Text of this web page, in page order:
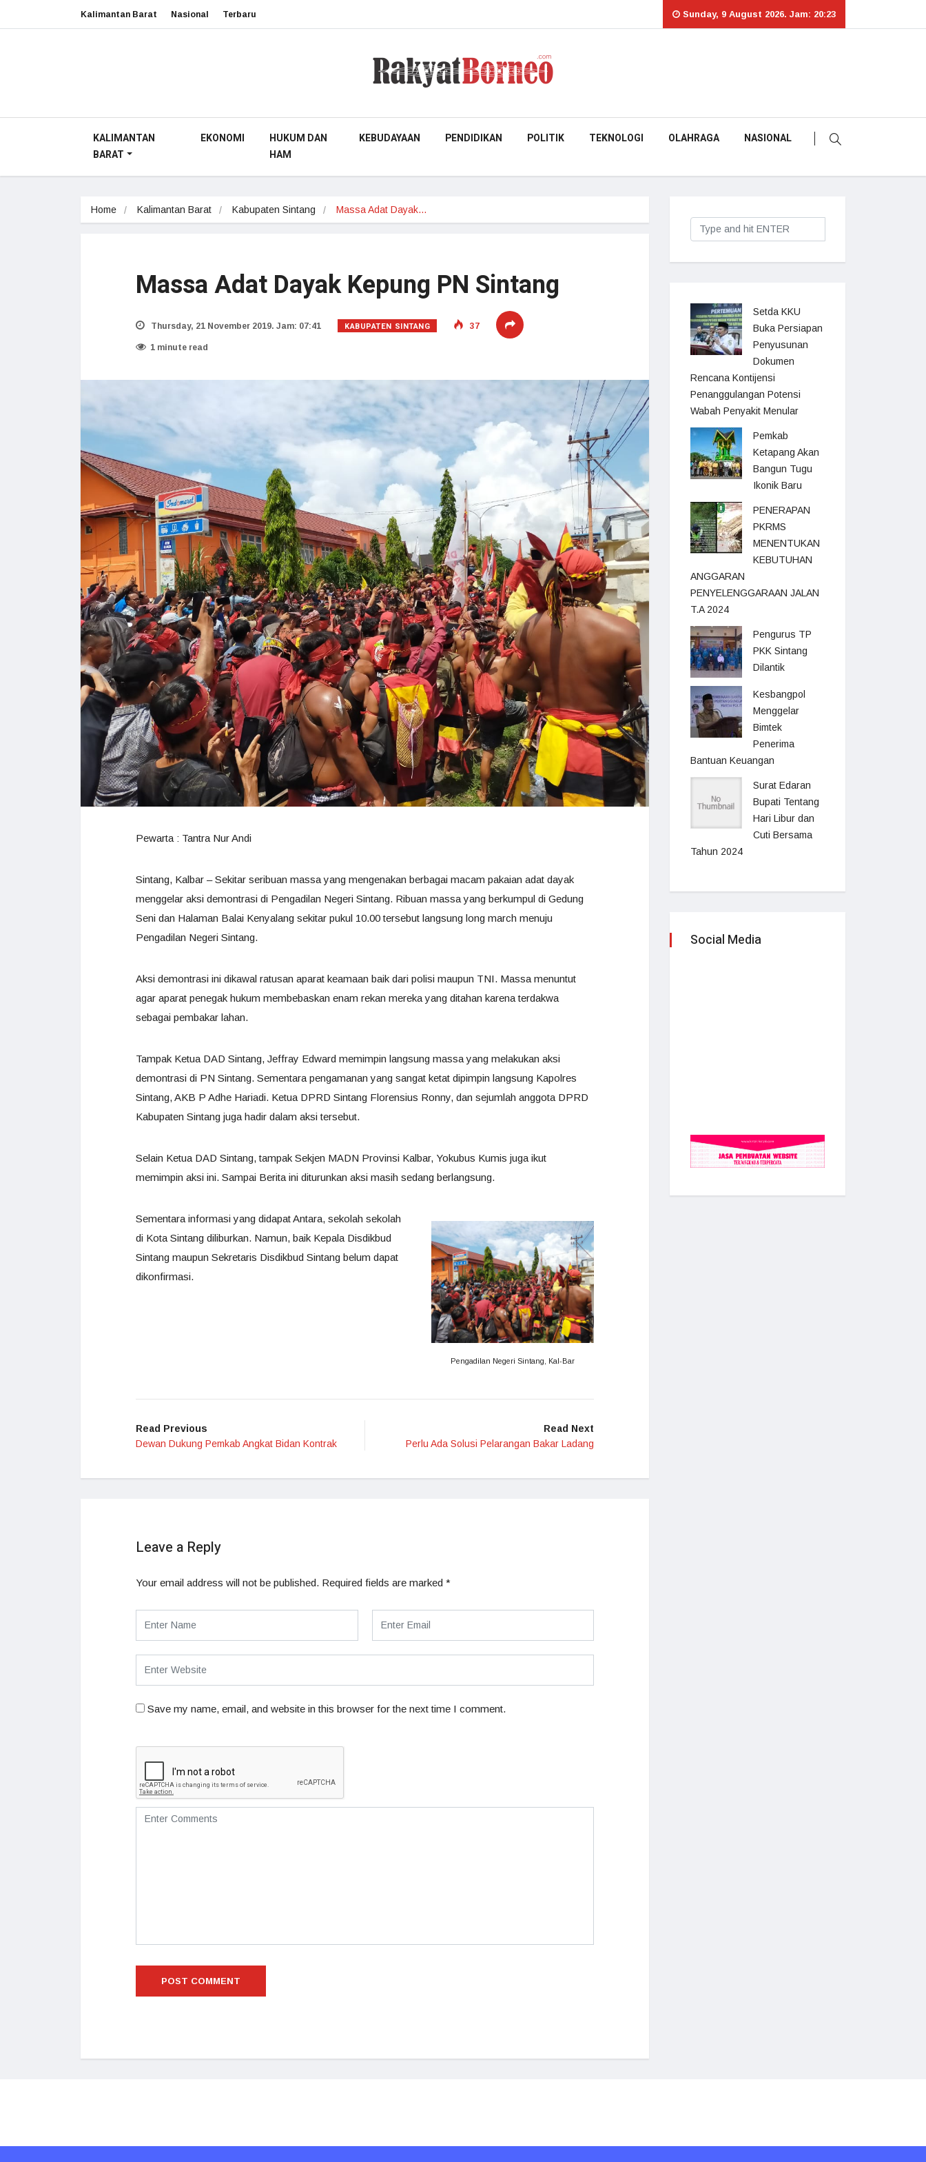
Kalimantan Barat Nasional Terbaru Sunday, 9 August 2026. Jam: 20:23
KALIMANTAN
BARAT
EKONOMI
HUKUM DAN
HAM
KEBUDAYAAN PENDIDIKAN POLITIK TEKNOLOGI OLAHRAGA NASIONAL
Home Kalimantan Barat Kabupaten Sintang Massa Adat Dayak…
Massa Adat Dayak Kepung PN Sintang
Thursday, 21 November 2019. Jam: 07:41 KABUPATEN SINTANG 37
1 minute read
Pewarta : Tantra Nur Andi
Sintang, Kalbar – Sekitar seribuan massa yang mengenakan berbagai macam pakaian adat dayak
menggelar aksi demontrasi di Pengadilan Negeri Sintang. Ribuan massa yang berkumpul di Gedung
Seni dan Halaman Balai Kenyalang sekitar pukul 10.00 tersebut langsung long march menuju
Pengadilan Negeri Sintang.
Aksi demontrasi ini dikawal ratusan aparat keamaan baik dari polisi maupun TNI. Massa menuntut
agar aparat penegak hukum membebaskan enam rekan mereka yang ditahan karena terdakwa
sebagai pembakar lahan.
Tampak Ketua DAD Sintang, Jeffray Edward memimpin langsung massa yang melakukan aksi
demontrasi di PN Sintang. Sementara pengamanan yang sangat ketat dipimpin langsung Kapolres
Sintang, AKB P Adhe Hariadi. Ketua DPRD Sintang Florensius Ronny, dan sejumlah anggota DPRD
Kabupaten Sintang juga hadir dalam aksi tersebut.
Selain Ketua DAD Sintang, tampak Sekjen MADN Provinsi Kalbar, Yokubus Kumis juga ikut
memimpin aksi ini. Sampai Berita ini diturunkan aksi masih sedang berlangsung.
Pengadilan Negeri Sintang, Kal-Bar
Sementara informasi yang didapat Antara, sekolah sekolah
di Kota Sintang diliburkan. Namun, baik Kepala Disdikbud
Sintang maupun Sekretaris Disdikbud Sintang belum dapat
dikonfirmasi.
Read Previous
Dewan Dukung Pemkab Angkat Bidan Kontrak
Read Next
Perlu Ada Solusi Pelarangan Bakar Ladang
Leave a Reply
Your email address will not be published. Required fields are marked *
Save my name, email, and website in this browser for the next time I comment.
Setda KKU
Buka Persiapan
Penyusunan
Dokumen
Rencana Kontijensi
Penanggulangan Potensi
Wabah Penyakit Menular
Pemkab
Ketapang Akan
Bangun Tugu
Ikonik Baru
PENERAPAN
PKRMS
MENENTUKAN
KEBUTUHAN
ANGGARAN
PENYELENGGARAAN JALAN
T.A 2024
Pengurus TP
PKK Sintang
Dilantik
Kesbangpol
Menggelar
Bimtek
Penerima
Bantuan Keuangan
Surat Edaran
Bupati Tentang
Hari Libur dan
Cuti Bersama
Tahun 2024
Social Media